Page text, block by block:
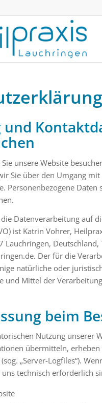
und
unsere Website
Sie über den Umgang
Personenbezogene
Datenverarbeitung auf
ist Katrin Vohrer,
Lauchringen,
Der für die
natürliche oder
und Mittel der
beim
Nutzung unserer
übermitteln,
„Server-Logfiles“).
technisch erforderlich